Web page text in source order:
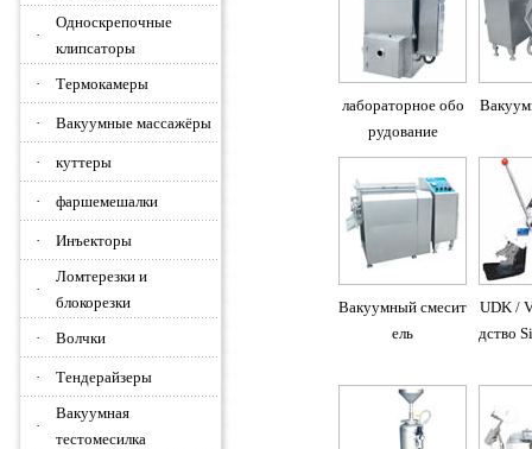
·
Односкрепочные
клипсаторы
·
Термокамеры
· Вакуумные массажёры
· куттеры
· фаршемешалки
· Инъекторы
·
Ломтерезки и
блокорезки
·
Волчки
· Тендерайзеры
·
Вакуумная
тестомесилка
лабораторное обо
рудование
Вакуумный смесит
ель
UDK /
дство